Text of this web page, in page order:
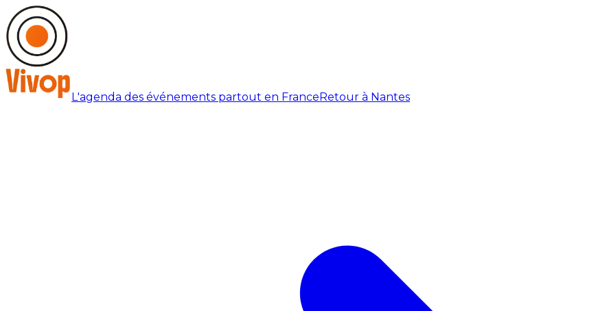
L'agenda des événements partout en FranceRetour à Nantes